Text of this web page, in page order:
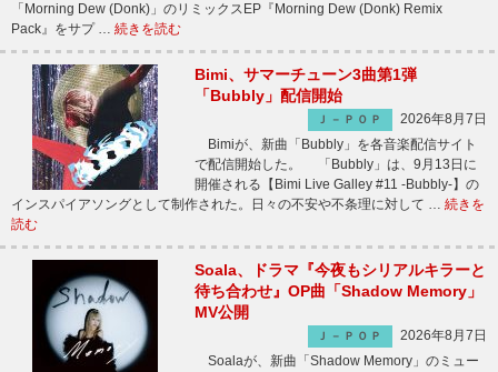
「Morning Dew (Donk)」のリミックスEP『Morning Dew (Donk) Remix
Pack』をサプ … 続きを読む
Bimi、サマーチューン3曲第1弾
「Bubbly」配信開始
Ｊ－ＰＯＰ
2026年8月7日
Bimiが、新曲「Bubbly」を各音楽配信サイト
で配信開始した。 「Bubbly」は、9月13日に
開催される【Bimi Live Galley #11 -Bubbly-】の
インスパイアソングとして制作された。日々の不安や不条理に対して … 続きを
読む
Soala、ドラマ『今夜もシリアルキラーと
待ち合わせ』OP曲「Shadow Memory」
MV公開
Ｊ－ＰＯＰ
2026年8月7日
Soalaが、新曲「Shadow Memory」のミュー